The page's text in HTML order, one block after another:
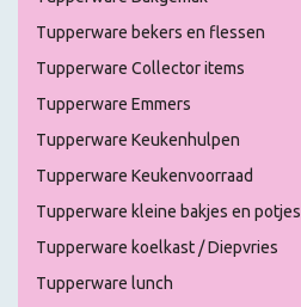
Tupperware bekers en flessen
Tupperware Collector items
Tupperware Emmers
Tupperware Keukenhulpen
Tupperware Keukenvoorraad
Tupperware kleine bakjes en potjes
Tupperware koelkast / Diepvries
Tupperware lunch